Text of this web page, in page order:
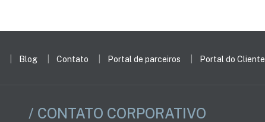
Blog Contato Portal de parceiros Portal do Cliente
/ CONTATO CORPORATIVO